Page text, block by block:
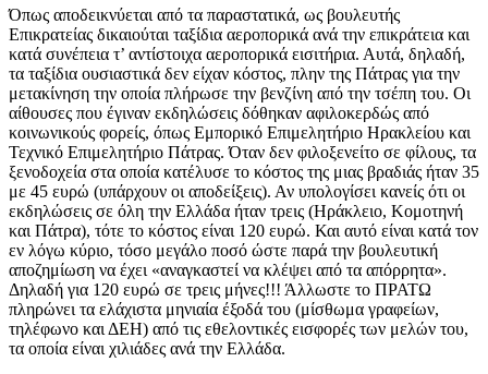
Όπως αποδεικνύεται από τα παραστατικά, ως βουλευτής
Επικρατείας δικαιούται ταξίδια αεροπορικά ανά την επικράτεια και
κατά συνέπεια τ’ αντίστοιχα αεροπορικά εισιτήρια. Αυτά, δηλαδή,
τα ταξίδια ουσιαστικά δεν είχαν κόστος, πλην της Πάτρας για την
μετακίνηση την οποία πλήρωσε την βενζίνη από την τσέπη του. Οι
αίθουσες που έγιναν εκδηλώσεις δόθηκαν αφιλοκερδώς από
κοινωνικούς φορείς, όπως Εμπορικό Επιμελητήριο Ηρακλείου και
Τεχνικό Επιμελητήριο Πάτρας. Όταν δεν φιλοξενείτο σε φίλους, τα
ξενοδοχεία στα οποία κατέλυσε το κόστος της μιας βραδιάς ήταν 35
με 45 ευρώ (υπάρχουν οι αποδείξεις). Αν υπολογίσει κανείς ότι οι
εκδηλώσεις σε όλη την Ελλάδα ήταν τρεις (Ηράκλειο, Κομοτηνή
και Πάτρα), τότε το κόστος είναι 120 ευρώ. Και αυτό είναι κατά τον
εν λόγω κύριο, τόσο μεγάλο ποσό ώστε παρά την βουλευτική
αποζημίωση να έχει «αναγκαστεί να κλέψει από τα απόρρητα».
Δηλαδή για 120 ευρώ σε τρεις μήνες!!! Άλλωστε το ΠΡΑΤΩ
πληρώνει τα ελάχιστα μηνιαία έξοδά του (μίσθωμα γραφείων,
τηλέφωνο και ΔΕΗ) από τις εθελοντικές εισφορές των μελών του,
τα οποία είναι χιλιάδες ανά την Ελλάδα.